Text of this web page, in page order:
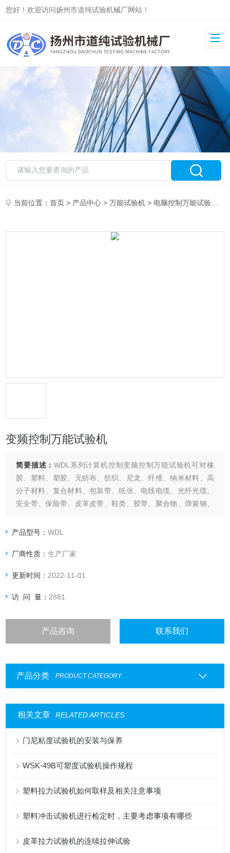
您好！欢迎访问扬州市道纯试验机械厂网站！
当前位置：首页 > 产品中心 >万能试验机 > 电脑控制万能试验机
变频控制万能试验机
简要描述：WDL系列计算机控制变频控制万能试验机可对橡
胶、塑料、塑胶、无纺布、纺织、尼龙、纤维、纳米材料、高
分子材料、复合材料、包装带、纸张、电线电缆、光纤光缆、
安全带、保险带、皮革皮带、鞋类、胶带、聚合物、弹簧钢、
色金属、汽车零部件、合金材料及其它非金属材料和金属材料
离、剪切、粘合力、拔出力、延伸伸长率
产品型号：WDL
厂商性质：生产厂家
更新时间： 2022-11-01
访 问 量： 2881
产品咨询 联系我们
产品分类 PRODUCT CATEGORY
相关文章 RELATED ARTICLES
门尼粘度试验机的安装与保养
WSK-49B可塑度试验机操作规程
塑料拉力试验机如何取样及相关注意事项
塑料冲击试验机进行检定时，主要考虑事项有哪些
皮革拉力试验机的连续拉伸试验